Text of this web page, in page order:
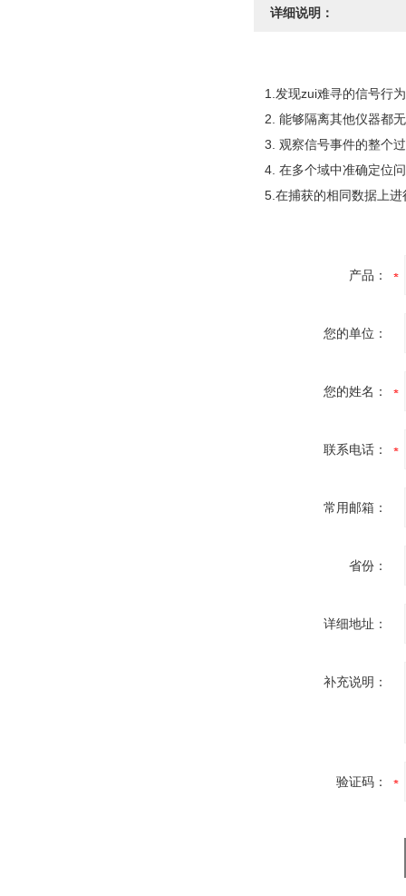
详细说明：
1.发现zui难寻的信号行
2. 能够隔离其他仪器都
3. 观察信号事件的整个
4. 在多个域中准确定位
5.在捕获的相同数据上进
产品：
您的单位：
您的姓名：
联系电话：
常用邮箱：
省份：
详细地址：
补充说明：
验证码：